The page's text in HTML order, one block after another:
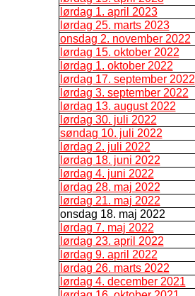
lørdag 1. april 2023
lørdag 25. marts 2023
onsdag 2. november 2022
lørdag 15. oktober 2022
lørdag 1. oktober 2022
lørdag 17. september 2022
lørdag 3. september 2022
lørdag 13. august 2022
lørdag 30. juli 2022
søndag 10. juli 2022
lørdag 2. juli 2022
lørdag 18. juni 2022
lørdag 4. juni 2022
lørdag 28. maj 2022
lørdag 21. maj 2022
onsdag 18. maj 2022
lørdag 7. maj 2022
lørdag 23. april 2022
lørdag 9. april 2022
lørdag 26. marts 2022
lørdag 4. december 2021